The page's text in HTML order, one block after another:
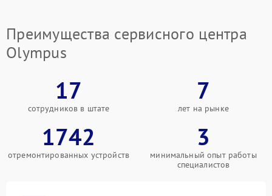
Преимущества сервисного центра
Olympus
17
сотрудников в штате
7
лет на рынке
1742
отремонтированных устройств
3
минимальный опыт работы
специалистов